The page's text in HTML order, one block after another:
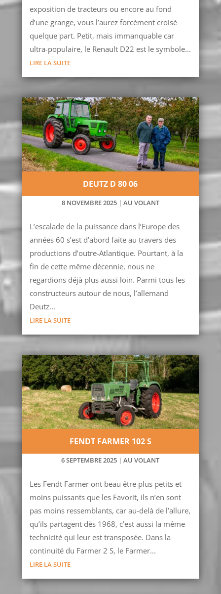
exposition de tracteurs ou encore au fond
d’une grange, vous l’aurez forcément croisé
quelque part. Petit, mais immanquable car
ultra-populaire, le Renault D22 est le symbole...
LIRE LA SUITE
DEUTZ D 80 06
8 NOVEMBRE 2025| AU VOLANT
L’escalade de la puissance dans l’Europe des
années 60 s’est d’abord faite au travers des
productions d’outre-Atlantique. Pourtant, à la
fin de cette même décennie, nous ne
regardions déjà plus aussi loin. Parmi tous les
constructeurs autour de nous, l’allemand
Deutz...
LIRE LA SUITE
FENDT FARMER 102 S
6 SEPTEMBRE 2025 |AU VOLANT
Les Fendt Farmer ont beau être plus petits et
moins puissants que les Favorit, ils n’en sont
pas moins ressemblants, car au-delà de l’allure,
qu’ils partagent dès 1968, c’est aussi la même
technicité qui leur est transposée. Dans la
continuité du Farmer 2 S, le Farmer...
LIRE LA SUITE